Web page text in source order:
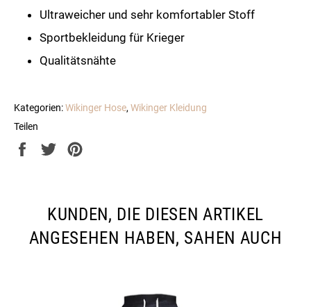
Ultraweicher und sehr komfortabler Stoff
Sportbekleidung für Krieger
Qualitätsnähte
Kategorien:Wikinger Hose,Wikinger Kleidung
Teilen
Auf
Auf
KUNDEN, DIE DIESEN ARTIKEL
ANGESEHEN HABEN, SAHEN AUCH